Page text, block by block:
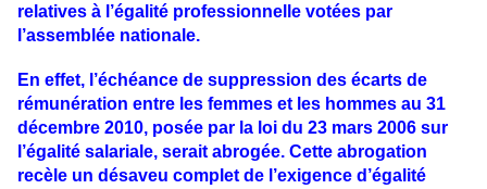
relatives à l’égalité professionnelle votées par
l’assemblée nationale.
En effet, l’échéance de suppression des écarts de
rémunération entre les femmes et les hommes au 31
décembre 2010, posée par la loi du 23 mars 2006 sur
l’égalité salariale, serait abrogée. Cette abrogation
recèle un désaveu complet de l’exigence d’égalité